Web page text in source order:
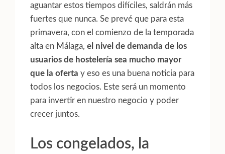
aguantar estos tiempos difíciles, saldrán más
fuertes que nunca. Se prevé que para esta
primavera, con el comienzo de la temporada
alta en Málaga, el nivel de demanda de los
usuarios de hostelería sea mucho mayor
que la oferta y eso es una buena noticia para
todos los negocios. Este será un momento
para invertir en nuestro negocio y poder
crecer juntos.
Los congelados, la